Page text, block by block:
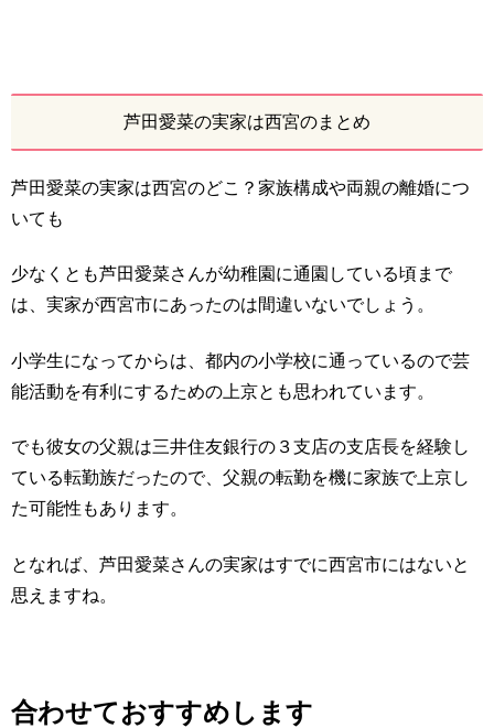
芦田愛菜の実家は西宮のまとめ
芦田愛菜の実家は西宮のどこ？家族構成や両親の離婚につ
いても
少なくとも芦田愛菜さんが幼稚園に通園している頃まで
は、実家が西宮市にあったのは間違いないでしょう。
小学生になってからは、都内の小学校に通っているので芸
能活動を有利にするための上京とも思われています。
でも彼女の父親は三井住友銀行の３支店の支店長を経験し
ている転勤族だったので、父親の転勤を機に家族で上京し
た可能性もあります。
となれば、芦田愛菜さんの実家はすでに西宮市にはないと
思えますね。
合わせておすすめします